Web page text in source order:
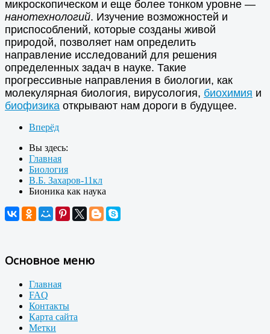
микроскопическом и еще более тонком уровне —
нанотехнологий. Изучение возможностей и
приспособлений, которые созданы живой
природой, позволяет нам определить
направление исследований для решения
определенных задач в науке. Такие
прогрессивные направления в биологии, как
молекулярная биология, вирусология, биохимия и
биофизика открывают нам дороги в будущее.
Вперёд
Вы здесь:
Главная
Биология
В.Б. Захаров-11кл
Бионика как наука
Основное меню
Главная
FAQ
Контакты
Карта сайта
Метки